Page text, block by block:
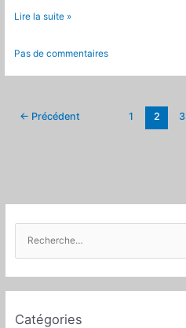
Prestashop
les
hooks
modules
Lire la suite »
Pas de commentaires
← Précédent 1 2 3
rCatégories